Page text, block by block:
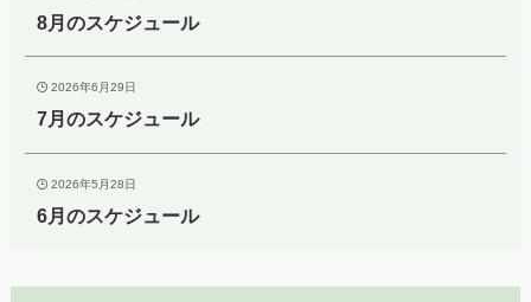
8月のスケジュール
2026年6月29日
7月のスケジュール
2026年5月28日
6月のスケジュール